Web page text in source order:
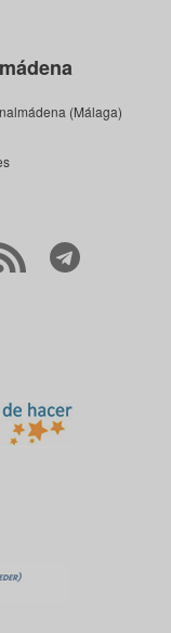
(Málaga)